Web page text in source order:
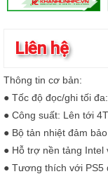
Liên hệ
Thông tin cơ bản:
● Tốc độ đọc/ghi tối
● Công suất: Lên tới
● Bộ tản nhiệt đảm
● Hỗ trợ nền tảng Intel
● Tương thích với PS5